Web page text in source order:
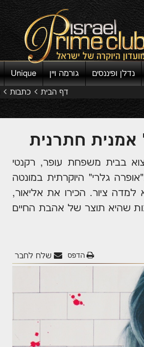
נדלן ופיננסים גורמה ויין
Unique
דף הבית כתבות
חתרנית
בבית משפחת עופר, רקנטי
גלרי" היוקרתית במונטה
ציור. הכירו את אליאור,
שהיא תוצר של אהבת החיים
שלח לחבר הדפס